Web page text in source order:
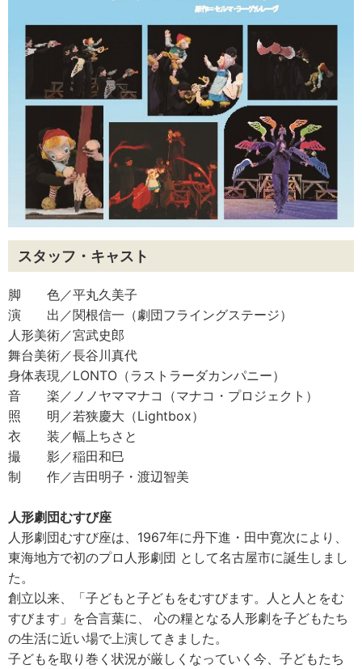
スタッフ・キャスト
脚 色／平丸久美子
演 出／関根信一（劇団フライングステージ）
人形美術／宮武史郎
舞台美術／長谷川真代
身体表現／LONTO（ラストラーダカンパニー）
音 楽／ノノヤママナコ（マナコ・プロジェクト）
照 明／若狭慶大（Lightbox）
衣 装／幅上ちさと
撮 影／稲田和巳
制 作／吉田明子・渡辺智美
人形劇団むすび座
人形劇団むすび座は、1967年に丹下進・田中寛次により、
東海地方で初のプロ人形劇団 として名古屋市に誕生しまし
た。
創立以来、「子どもと子どもをむすびます。人と人とをむ
すびます」を合言葉に、 心の糧となる人形劇を子どもたち
の生活に近い場で上演してきました。
子どもを取り巻く状況が厳しくなっていく今、子どもたち